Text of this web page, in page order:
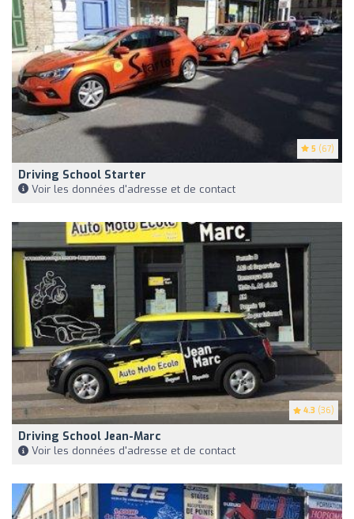
5 (67)
Driving School Starter
Voir les données d'adresse et de contact
4.3 (36)
Driving School Jean-Marc
Voir les données d'adresse et de contact